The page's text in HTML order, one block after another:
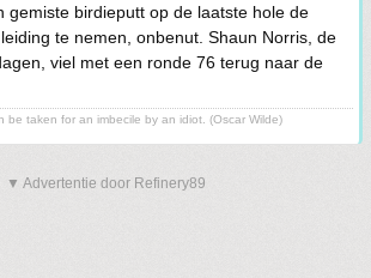
gemiste birdieputt op de laatste hole de
te nemen, onbenut. Shaun Norris, de
viel met een ronde 76 terug naar de
be taken for an imbecile by an idiot. (Oscar Wilde)
▼ Advertentie door Refinery89